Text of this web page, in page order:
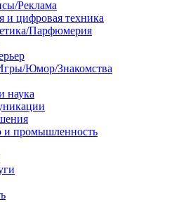
Реклама
и цифровая техника
Парфюмерия
Юмор/Знакомства
наука
и промышленность